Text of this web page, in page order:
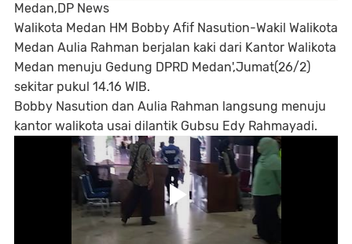
Medan,DP News
Walikota Medan HM Bobby Afif Nasution-Wakil Walikota
Medan Aulia Rahman berjalan kaki dari Kantor Walikota
Medan menuju Gedung DPRD Medan',Jumat(26/2)
sekitar pukul 14.16 WIB.
Bobby Nasution dan Aulia Rahman langsung menuju
kantor walikota usai dilantik Gubsu Edy Rahmayadi.